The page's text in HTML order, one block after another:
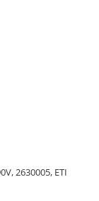
2630005, ETI